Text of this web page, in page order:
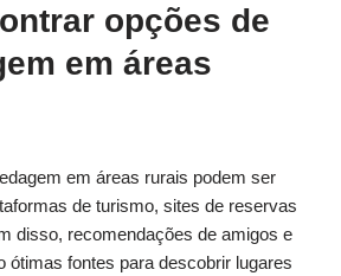
opções de
em áreas
em áreas rurais podem ser
de turismo, sites de reservas
disso, recomendações de amigos e
ótimas fontes para descobrir lugares